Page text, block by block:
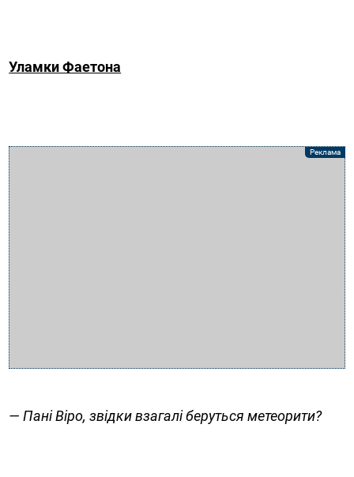
Уламки Фаетона
— Пані Віро, звідки взагалі беруться метеорити?